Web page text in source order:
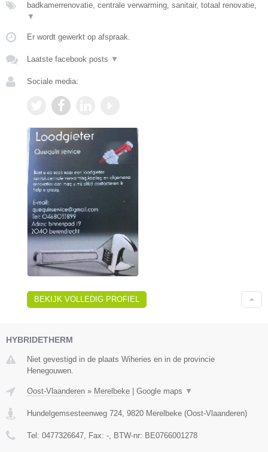
badkamerrenovatie, centrale verwarming, sanitair, totaal renovatie,
▼
Er wordt gewerkt op afspraak.
Laatste facebook posts ▼
Sociale media:
BEKIJK VOLLEDIG PROFIEL
HYBRIDETHERM
Niet gevestigd in de plaats Wiheries en in de provincie
Henegouwen.
Oost-Vlaanderen » Merelbeke Google maps ▼
Hundelgemsesteenweg 724, 9820 Merelbeke (Oost-Vlaanderen)
Tel: 0477326647, Fax: -, BTW-nr: BE0766001278